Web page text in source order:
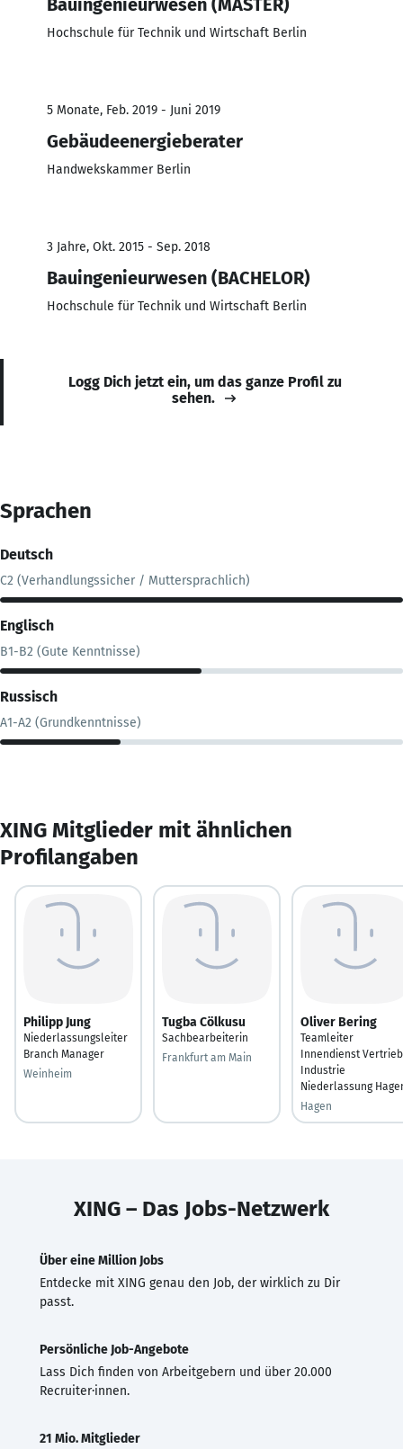
Hochschule für Technik und Wirtschaft Berlin
5 Monate, Feb. 2019 - Juni 2019
Gebäudeenergieberater
Handwekskammer Berlin
3 Jahre, Okt. 2015 - Sep. 2018
Bauingenieurwesen (BACHELOR)
Hochschule für Technik und Wirtschaft Berlin
Logg Dich jetzt ein, um das ganze Profil zu
sehen.
Sprachen
Deutsch
C2 (Verhandlungssicher / Muttersprachlich)
Englisch
B1-B2 (Gute Kenntnisse)
Russisch
A1-A2 (Grundkenntnisse)
XING Mitglieder mit ähnlichen
Profilangaben
Philipp Jung
Niederlassungsleiter
Branch Manager
Weinheim
Tugba Cölkusu
Sachbearbeiterin
Frankfurt am Main
Oliver Bering
Teamleiter
Innendienst Vertrieb
Industrie
Niederlassung
Hagen
XING – Das Jobs-Netzwerk
Über eine Million Jobs
Entdecke mit XING genau den Job, der wirklich zu Dir
passt.
Persönliche Job-Angebote
Lass Dich finden von Arbeitgebern und über 20.000
Recruiter·innen.
21 Mio. Mitglieder